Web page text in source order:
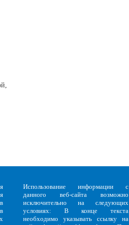
Использование информации с
данного веб-сайта возможно
исключительно на следующих
условиях: В конце текста
необходимо указывать ссылку на